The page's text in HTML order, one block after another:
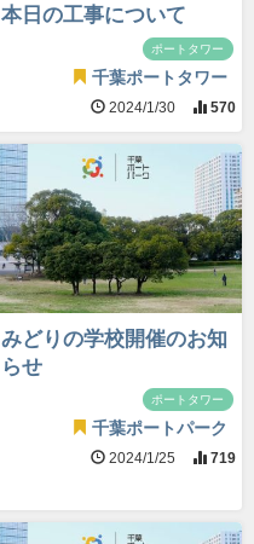
本日の工事について
ポートタワー
千葉ポートタワー
2024/1/30 570
みどりの学校開催のお知
らせ
ポートタワー
千葉ポートパーク
2024/1/25 719